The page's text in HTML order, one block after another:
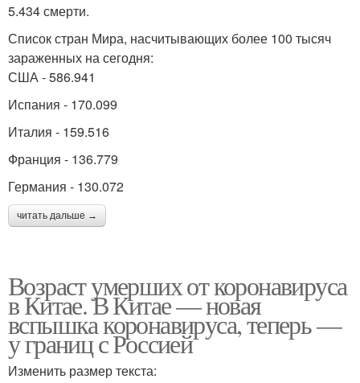
5.434 смерти.
Список стран Мира, насчитывающих более 100 тысяч
зараженных на сегодня:
США - 586.941
Испания - 170.099
Италия - 159.516
Франция - 136.779
Германия - 130.072
читать дальше →
Возраст умерших от коронавируса
в Китае. В Китае — новая
вспышка коронавируса, теперь —
у границ с Россией
Изменить размер текста: